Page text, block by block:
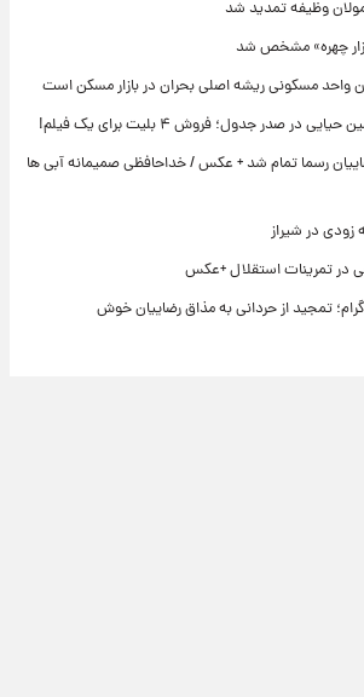
وظیفه تمدید شد
چهره» مشخص شد
واحد مسکونی ریشه اصلی بحران در بازار مسکن است
در صدر جدول؛ فروش ۴ بلیت برای یک فیلم!
رسما تمام شد + عکس / خداحافظی صمیمانه آبی ها
زودی در شیراز
در تمرینات استقلال +عکس
تمجید از حردانی به مذاق رضاییان خوش